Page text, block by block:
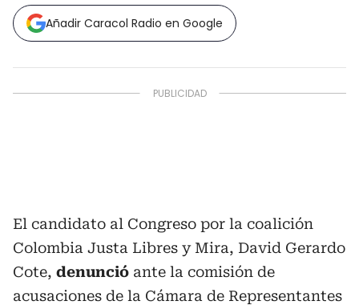
Añadir Caracol Radio en Google
El candidato al Congreso por la coalición
Colombia Justa Libres y Mira, David Gerardo
Cote, denunció ante la comisión de
acusaciones de la Cámara de Representantes